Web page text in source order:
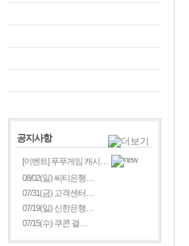
공지사항
[이벤트] 푸푸게임 캐시…
08/02(일) 씨티은행…
07/31(금) 고객센터…
07/19(일) 신한은행…
07/15(수) 쿠콘 결…